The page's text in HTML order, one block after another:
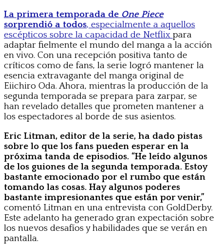
La primera temporada de One Piece
sorprendió a todos, especialmente a aquellos
escépticos sobre la capacidad de Netflix para
adaptar fielmente el mundo del manga a la acción
en vivo. Con una recepción positiva tanto de
críticos como de fans, la serie logró mantener la
esencia extravagante del manga original de
Eiichiro Oda. Ahora, mientras la producción de la
segunda temporada se prepara para zarpar, se
han revelado detalles que prometen mantener a
los espectadores al borde de sus asientos.
Eric Litman, editor de la serie, ha dado pistas
sobre lo que los fans pueden esperar en la
próxima tanda de episodios. “He leído algunos
de los guiones de la segunda temporada. Estoy
bastante emocionado por el rumbo que están
tomando las cosas. Hay algunos poderes
bastante impresionantes que están por venir,”
comentó Litman en una entrevista con GoldDerby.
Este adelanto ha generado gran expectación sobre
los nuevos desafíos y habilidades que se verán en
pantalla.